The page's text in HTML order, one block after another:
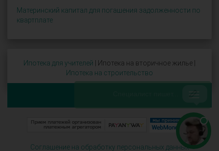
Материнский капитал для погашения задолженности по
квартплате
Ипотека для учителей | Ипотека на вторичное жилье |
Ипотека на строительство
Соглашение на обработку персональных данных